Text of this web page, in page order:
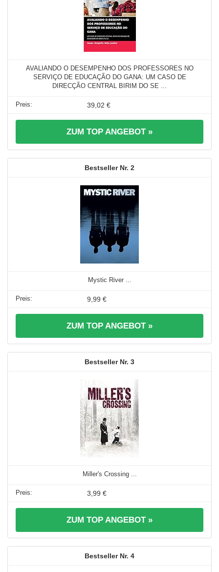
AVALIANDO O DESEMPENHO DOS PROFESSORES NO
SERVIÇO DE EDUCAÇÃO DO GANA: UM CASO DE
DIRECÇÃO CENTRAL BIRIM DO SE ...
39,02 €
ZUM TOP ANGEBOT »
2
Mystic River ...
9,99 €
ZUM TOP ANGEBOT »
3
Miller's Crossing ...
3,99 €
ZUM TOP ANGEBOT »
4